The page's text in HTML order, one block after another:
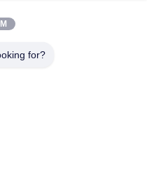
ตาข่ายกรองทอ
for?